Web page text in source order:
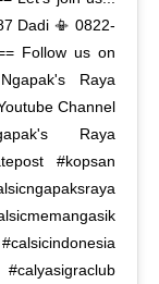
Dadi 📳 0822-
Follow us on
Raya
Channel
Raya
#kopsan